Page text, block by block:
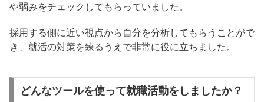
や弱みをチェックしてもらっていました。
採用する側に近い視点から自分を分析してもらうことがで
き、就活の対策を練るうえで非常に役に立ちました。
どんなツールを使って就職活動をしましたか？